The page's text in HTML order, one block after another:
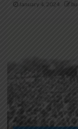
January 4, 2024